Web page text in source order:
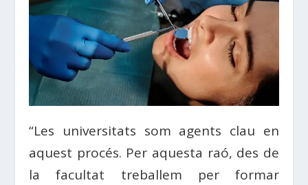
“Les universitats som agents clau en
aquest procés. Per aquesta raó, des de
la facultat treballem per formar